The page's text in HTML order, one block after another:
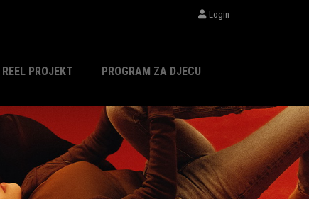
Login
REEL PROJEKT PROGRAM ZA DJECU